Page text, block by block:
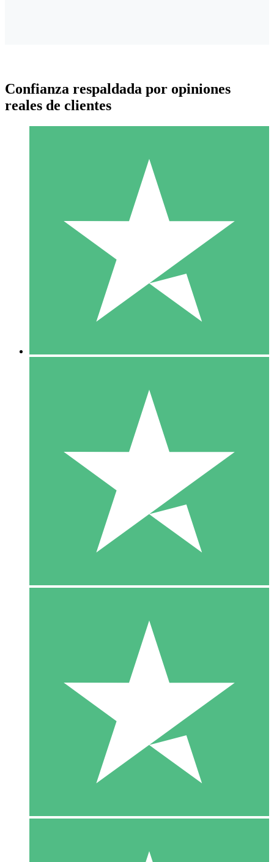
Paquetes de Créditos Individuales
Paga según el uso con créditos de descarga. Sin compromiso
10 00
10 Descargas
20 00
Confianza respaldada por opiniones
reales de clientes